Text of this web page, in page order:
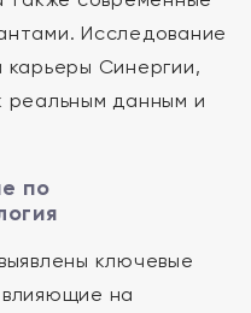
Исследование
карьеры Синергии,
реальным данным и
по
ключевые
на